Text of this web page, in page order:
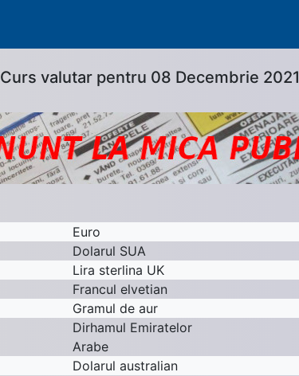
Curs valutar pentru 08 Decembrie 2021
Euro
Dolarul SUA
Lira sterlina UK
Francul elvetian
Gramul de aur
Dirhamul Emiratelor
Arabe
Dolarul australian